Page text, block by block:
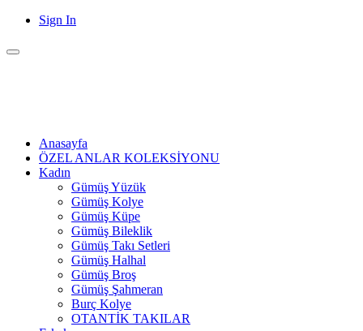
Sign In
Anasayfa
ÖZEL ANLAR KOLEKSİYONU
Kadın
Gümüş Yüzük
Gümüş Kolye
Gümüş Küpe
Gümüş Bileklik
Gümüş Takı Setleri
Gümüş Halhal
Gümüş Broş
Gümüş Şahmeran
Burç Kolye
OTANTİK TAKILAR